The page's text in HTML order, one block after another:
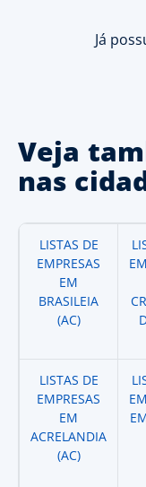
Já
Veja
nas
LISTAS DE
EMPRESAS
EM
BRASILEIA
(AC)
LISTAS DE
EMPRESAS
EM
ACRELANDIA
(AC)